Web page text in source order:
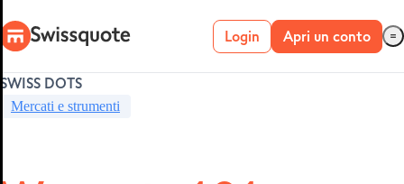
Login Apri un conto
SWISS DOTS
Mercati e strumenti